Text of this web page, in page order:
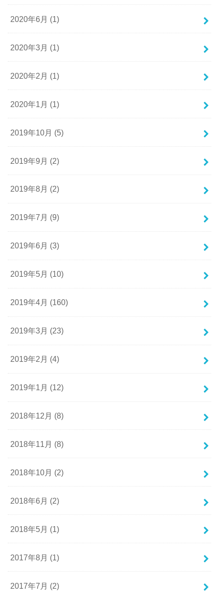
2020年6月 (1)
2020年3月 (1)
2020年2月 (1)
2020年1月 (1)
2019年10月 (5)
2019年9月 (2)
2019年8月 (2)
2019年7月 (9)
2019年6月 (3)
2019年5月 (10)
2019年4月 (160)
2019年3月 (23)
2019年2月 (4)
2019年1月 (12)
2018年12月 (8)
2018年11月 (8)
2018年10月 (2)
2018年6月 (2)
2018年5月 (1)
2017年8月 (1)
2017年7月 (2)